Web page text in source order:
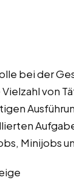
bei der
von
Minijobs